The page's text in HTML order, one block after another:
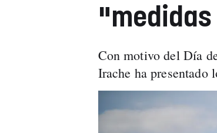
Con motivo del Día
Irache ha presentado